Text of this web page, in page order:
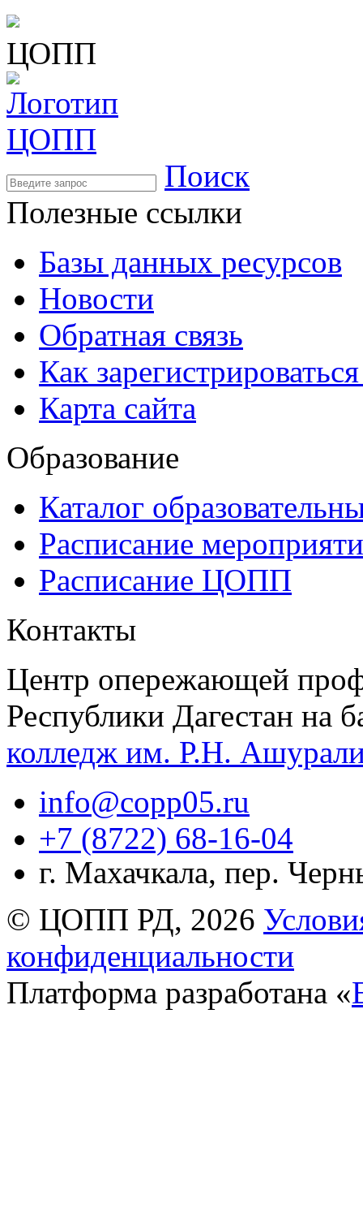
ЦОПП
Поиск
Полезные ссылки
Базы данных ресурсов
Новости
Обратная связь
Как
Карта сайта
Образование
Каталог
Расписание
Расписание ЦОПП
Контакты
Центр опережающей
Республики Дагестан на
колледж им. Р.Н.
info@copp05.ru
+7 (8722) 68-16-04
г. Махачкала, пер.
© ЦОПП РД, 2026
конфиденциальности
Платформа разработана «